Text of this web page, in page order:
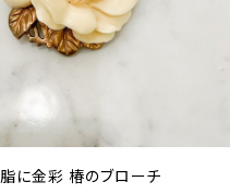
に金彩 椿のブローチ